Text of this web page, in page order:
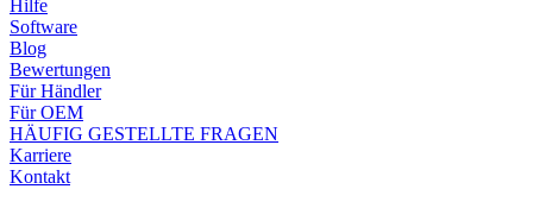
Hilfe
Software
Blog
Bewertungen
Für Händler
Für OEM
HÄUFIG GESTELLTE FRAGEN
Karriere
Kontakt